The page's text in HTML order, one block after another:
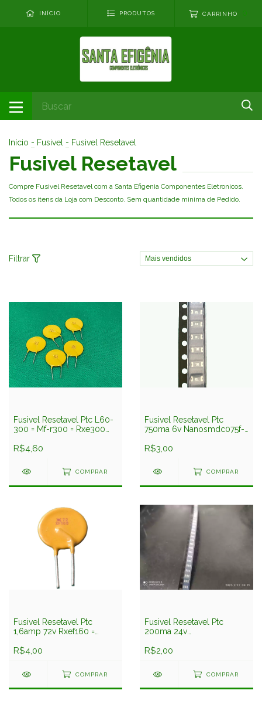
INÍCIO PRODUTOS CARRINHO
Início - Fusivel - Fusivel Resetavel
Fusivel Resetavel
Compre Fusivel Resetavel com a Santa Efigenia Componentes Eletronicos.
Todos os itens da Loja com Desconto. Sem quantidade minima de Pedido.
Filtrar
Fusivel Resetavel Ptc L60-
300 = Mf-r300 = Rxe300
R$4,60
COMPRAR
Fusivel Resetavel Ptc
750ma 6v Nanosmdc075f-
Littelfuse
R$3,00
COMPRAR
Fusivel Resetavel Ptc
1,6amp 72v Rxef160 =
R$4,00
COMPRAR
Fusivel Resetavel Ptc
200ma 24v
Smd 1,6x3,2mm
R$2,00
COMPRAR